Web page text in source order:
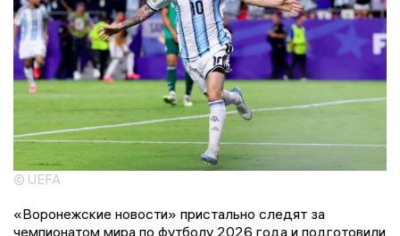
© UEFA
«Воронежские новости» пристально следят за
чемпионатом мира по футболу 2026 года и подготовили